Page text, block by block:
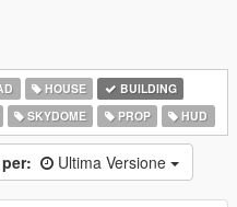
HOUSE
BUILDING
SKYDOME PROP HUD
Ultima Versione